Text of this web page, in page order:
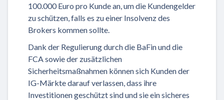
100.000 Euro pro Kunde an, um die Kundengelder
zu schützen, falls es zu einer Insolvenz des
Brokers kommen sollte.
Dank der Regulierung durch die BaFin und die
FCA sowie der zusätzlichen
Sicherheitsmaßnahmen können sich Kunden der
IG-Märkte darauf verlassen, dass ihre
Investitionen geschützt sind und sie ein sicheres